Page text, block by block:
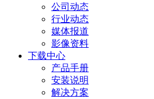
公司动态
行业动态
媒体报道
影像资料
下载中心
产品手册
安装说明
解决方案